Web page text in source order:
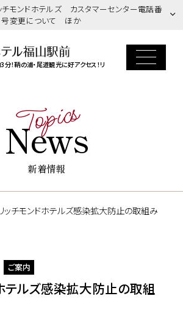
チモンドホテルズ カスタマーセンター電話番
号変更について ほか
！鞆の浦・尾道観光に好アクセス！リ
News
Topics
新着情報
ッチモンドホテルズ感染拡大防止の取組み
ご案内
テルズ感染拡大防止の取組